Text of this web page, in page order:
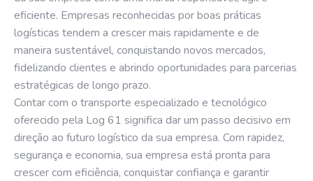
eficiente. Empresas reconhecidas por boas práticas
logísticas tendem a crescer mais rapidamente e de
maneira sustentável, conquistando novos mercados,
fidelizando clientes e abrindo oportunidades para parcerias
estratégicas de longo prazo.
Contar com o transporte especializado e tecnológico
oferecido pela Log 61 significa dar um passo decisivo em
direção ao futuro logístico da sua empresa. Com rapidez,
segurança e economia, sua empresa está pronta para
crescer com eficiência, conquistar confiança e garantir